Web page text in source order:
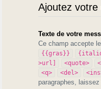
Ajoutez
Texte de votre
Ce champ accepte
{{gras}}
>url]
<quote>
<q> <del>
paragraphes,